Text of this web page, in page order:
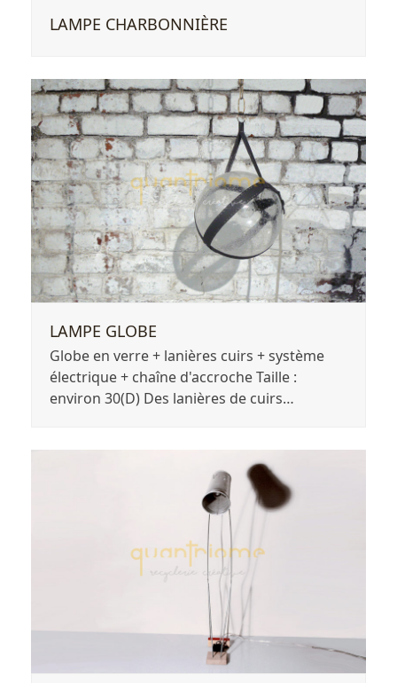
LAMPE CHARBONNIÈRE
LAMPE GLOBE
Globe en verre + lanières cuirs + système
électrique + chaîne d'accroche Taille :
environ 30(D) Des lanières de cuirs…